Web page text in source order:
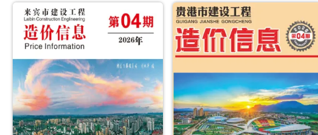
解，
属
来
程
材
料
指
导
价，
属
于
贺
州
市
工
参
考
信
息，
建
设
造
价
网
发
布，
用
于
崇
城
港
市
建
设
价
息
网
发
布，
造
信
（北
海
工
程
造
价
年
4
月
造
价
信
林
建
设
工
程